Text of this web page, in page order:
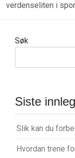
verdenseliten i
Søk
Siste
Slik kan du
Hvordan trene